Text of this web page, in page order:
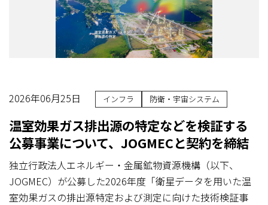
2026年06月25日 インフラ 防衛・宇宙システム
温室効果ガス排出源の特定などを検証する
公募事業について、JOGMECと契約を締結
独立行政法人エネルギー・金属鉱物資源機構（以下、
JOGMEC）が公募した2026年度「衛星データを用いた温
室効果ガスの排出源特定および測定に向けた技術検証事